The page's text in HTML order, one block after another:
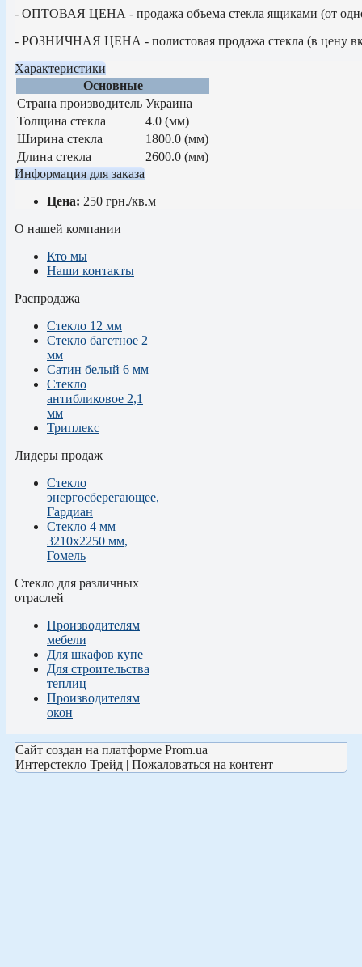
- ОПТОВАЯ ЦЕНА - продажа объема стекла ящиками (от
- РОЗНИЧНАЯ ЦЕНА - полистовая продажа стекла (в цену
Характеристики
Основные
Страна производитель Украина
Толщина стекла
4.0 (мм)
Ширина стекла
1800.0 (мм)
Длина стекла
2600.0 (мм)
Информация для заказа
Цена: 250 грн./кв.м
О нашей компании
Кто мы
Наши контакты
Распродажа
Стекло 12 мм
Стекло багетное 2
мм
Сатин белый 6 мм
Стекло
антибликовое 2,1
мм
Триплекс
Лидеры продаж
Стекло
энергосберегающее,
Гардиан
Стекло 4 мм
3210х2250 мм,
Гомель
Стекло для различных
отраслей
Производителям
мебели
Для шкафов купе
Для строительства
теплиц
Производителям
окон
Сайт создан на платформе Prom.ua
Интерстекло Трейд | Пожаловаться на контент